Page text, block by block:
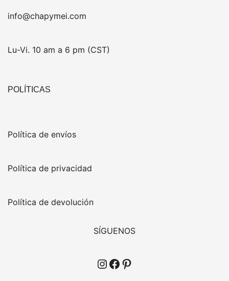
info@chapymei.com
Lu-Vi. 10 am a 6 pm (CST)
POLÍTICAS
Política de envíos
Política de privacidad
Política de devolución
SÍGUENOS
Instagram
Facebook
Pinterest